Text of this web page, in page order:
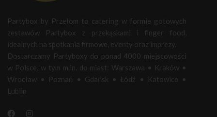
Partybox by Przełom to catering w formie gotowych
zestawów Partybox z przekąskami i finger food,
idealnych na spotkania firmowe, eventy oraz imprezy.
Dostarczamy Partyboxy do ponad 4000 miejscowości
w Polsce, w tym m.in. do miast: Warszawa • Kraków •
Wrocław • Poznań • Gdańsk • Łódź • Katowice •
Lublin